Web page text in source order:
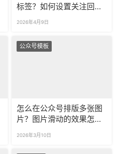
标签？如何设置关注回复
2026年4月9日
公众号模板
怎么在公众号排版多张图
片？图片滑动的效果怎么
2026年3月10日